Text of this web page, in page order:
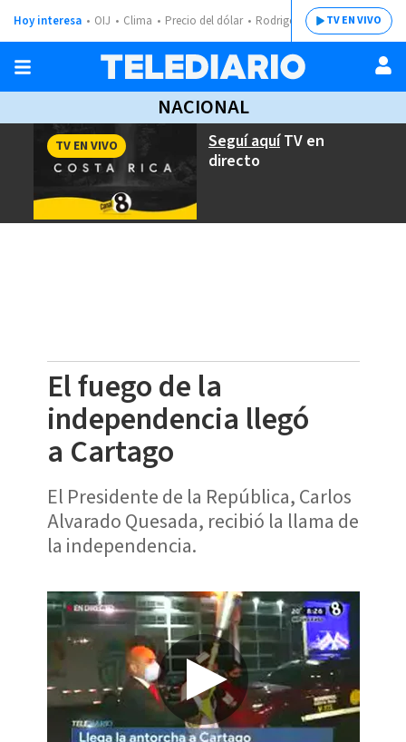
Hoy interesa OIJ Clima Precio del dólar Rodrigo ChavesTV EN VIVO
NACIONAL
Seguí aquíTV en
directo
TV EN VIVO
El fuego de la
independencia llegó
a Cartago
El Presidente de la República, Carlos
Alvarado Quesada, recibió la llama de
la independencia.